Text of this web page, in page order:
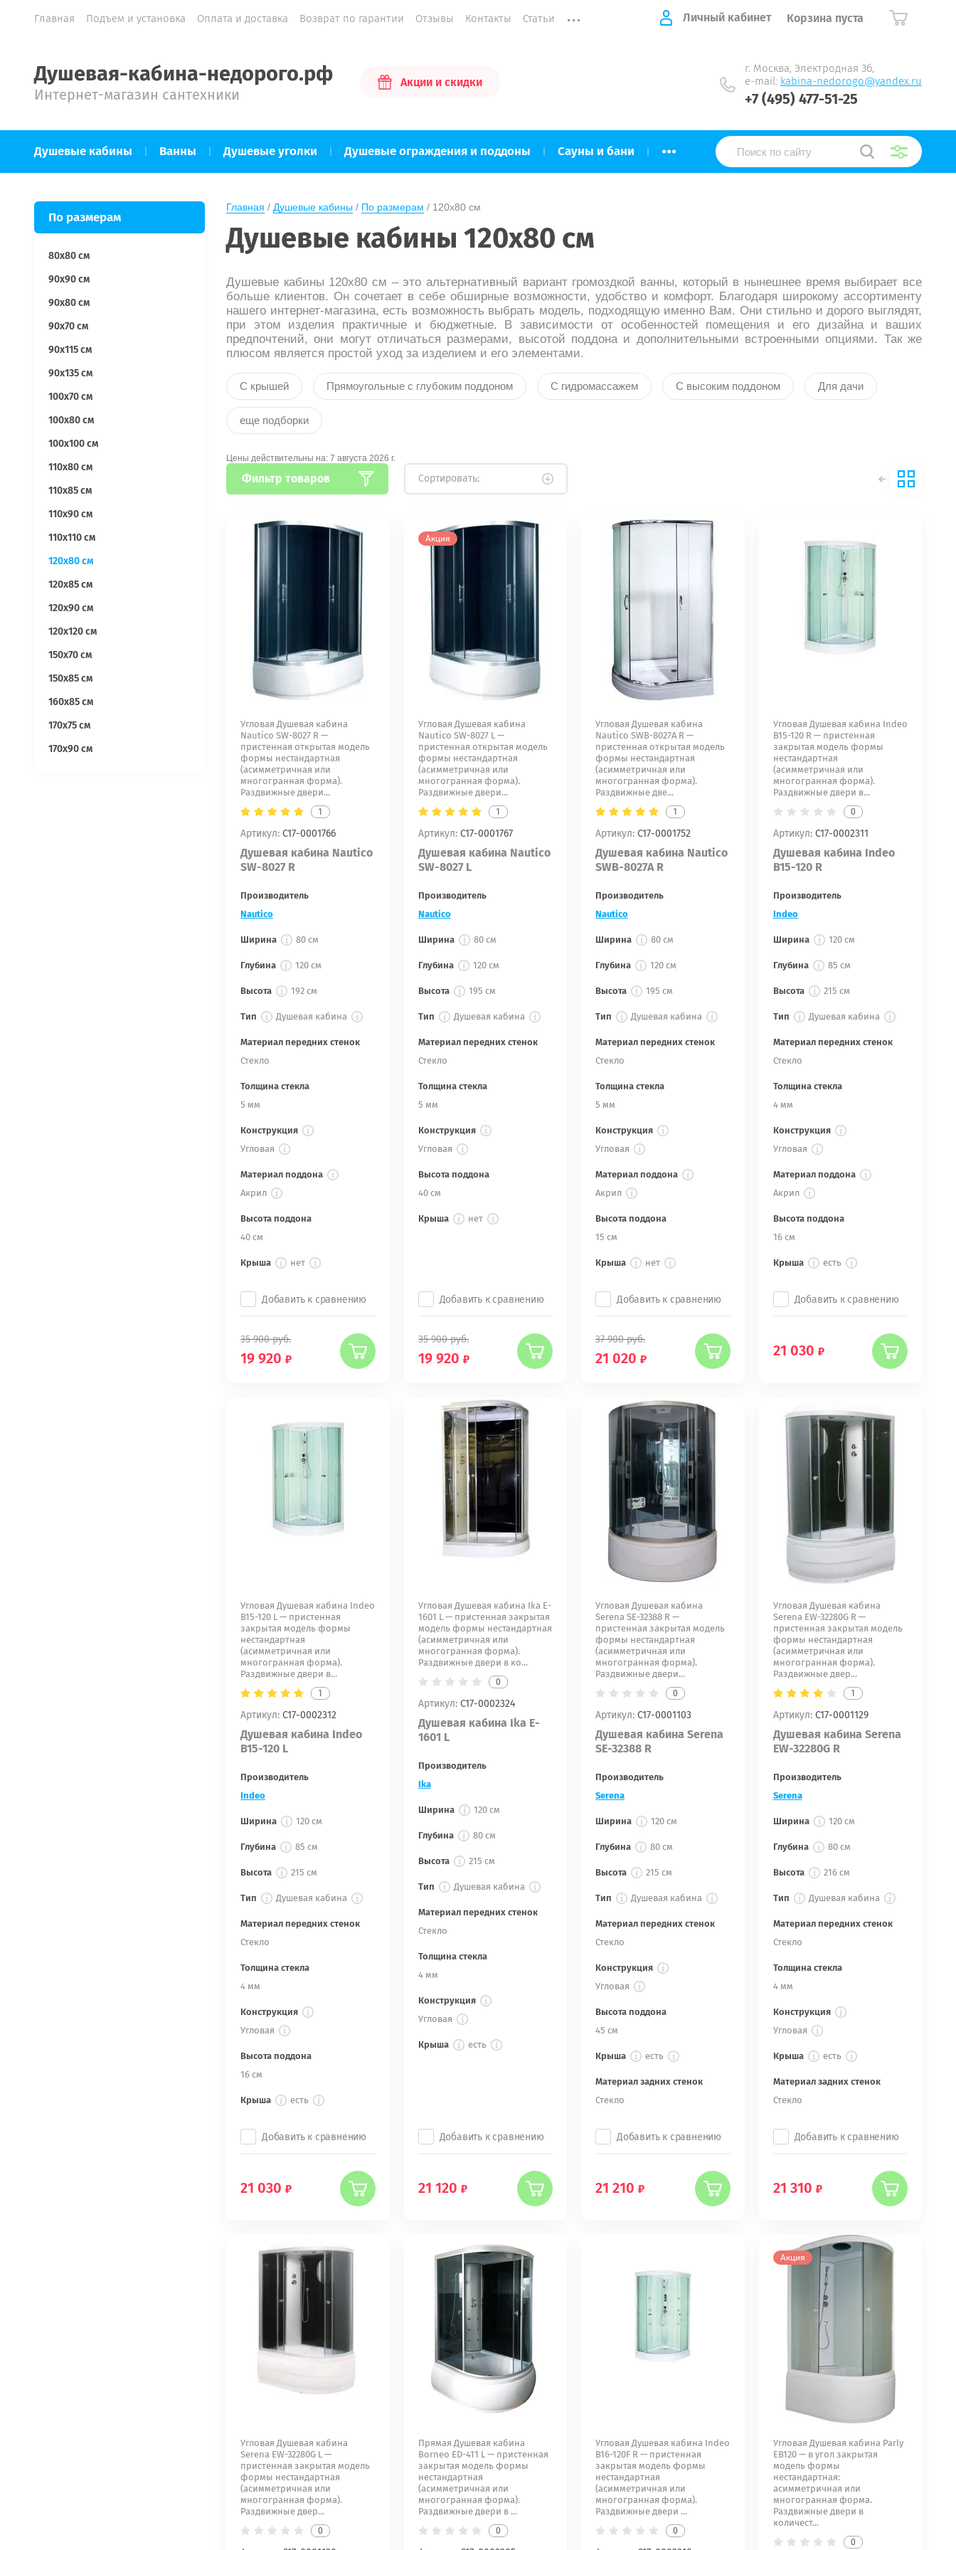
Главная Подъем и установка Оплата и доставка Возврат по гарантии Отзывы Контакты Статьи ... Личный кабинет Корзина пуста
Душевая-кабина-недорого.рф
Интернет-магазин сантехники
Акции и скидки
г. Москва, Электродная 3б,
e-mail: kabina-nedorogo@yandex.ru
+7 (495) 477-51-25
Душевые кабины Ванны Душевые уголки Душевые ограждения и поддоны Сауны и бани ...
По размерам
80х80 см
90х90 см
90х80 см
90х70 см
90х115 см
90х135 см
100х70 см
100х80 см
100х100 см
110х80 см
110х85 см
110х90 см
110х110 см
120х80 см
120х85 см
120х90 см
120х120 см
150х70 см
150х85 см
160х85 см
170х75 см
170х90 см
Главная / Душевые кабины / По размерам / 120х80 см
Душевые кабины 120х80 см
Душевые кабины 120х80 см – это альтернативный вариант громоздкой ванны, который в нынешнее время выбирает все
больше клиентов. Он сочетает в себе обширные возможности, удобство и комфорт. Благодаря широкому ассортименту
нашего интернет-магазина, есть возможность выбрать модель, подходящую именно Вам. Они стильно и дорого выглядят,
при этом изделия практичные и бюджетные. В зависимости от особенностей помещения и его дизайна и ваших
предпочтений, они могут отличаться размерами, высотой поддона и дополнительными встроенными опциями. Так же
плюсом является простой уход за изделием и его элементами.
С крышей Прямоугольные с глубоким поддоном С гидромассажем С высоким поддоном Для дачи
еще подборки
Цены действительны на: 7 августа 2026 г.
Фильтр товаров Сортировать:
Угловая Душевая кабина
Nautico SW-8027 R —
пристенная открытая модель
формы нестандартная
(асимметричная или
многогранная форма).
Раздвижные двери...
1
Артикул: С17-0001766
Душевая кабина Nautico
SW-8027 R
Производитель
Nautico
Ширина 80 см
Глубина 120 см
Высота 192 см
Тип Душевая кабина
Материал передних стенок
Стекло
Толщина стекла
5 мм
Конструкция
Угловая
Материал поддона
Акрил
Высота поддона
40 см
Крыша нет
Добавить к сравнению
35 900руб.
19 920
Акция
Угловая Душевая кабина
Nautico SW-8027 L —
пристенная открытая модель
формы нестандартная
(асимметричная или
многогранная форма).
Раздвижные двери...
1
Артикул:С17-0001767
Душевая кабина Nautico
SW-8027 L
Производитель
Nautico
Ширина 80 см
Глубина 120 см
Высота 195 см
Тип Душевая кабина
Материал передних стенок
Стекло
Толщина стекла
5 мм
Конструкция
Угловая
Высота поддона
40 см
Крыша нет
Добавить к сравнению
35 900руб.
19 920
Угловая Душевая кабина
Nautico SWB-8027A R —
пристенная открытая модель
формы нестандартная
(асимметричная или
многогранная форма).
Раздвижные две...
1
Артикул: С17-0001752
Душевая кабина Nautico
SWB-8027A R
Производитель
Nautico
Ширина 80 см
Глубина 120 см
Высота 195 см
Тип Душевая кабина
Материал передних стенок
Стекло
Толщина стекла
5 мм
Конструкция
Угловая
Материал поддона
Акрил
Высота поддона
15 см
Крыша нет
Добавить к сравнению
37 900руб.
21 020
Угловая Душевая кабина Indeo
B15-120 R — пристенная
закрытая модель формы
нестандартная
(асимметричная или
многогранная форма).
Раздвижные двери в...
0
Артикул:С17-0002311
Душевая кабина Indeo
B15-120 R
Производитель
Indeo
Ширина 120 см
Глубина 85 см
Высота 215 см
Тип Душевая кабина
Материал передних стенок
Стекло
Толщина стекла
4 мм
Конструкция
Угловая
Материал поддона
Акрил
Высота поддона
16 см
Крыша есть
Добавить к сравнению
21 030
Угловая Душевая кабина Indeo
B15-120 L — пристенная
закрытая модель формы
нестандартная
(асимметричная или
многогранная форма).
Раздвижные двери в...
1
Артикул: С17-0002312
Душевая кабина Indeo
B15-120 L
Производитель
Indeo
Ширина 120 см
Глубина 85 см
Высота 215 см
Тип Душевая кабина
Материал передних стенок
Стекло
Толщина стекла
4 мм
Конструкция
Угловая
Высота поддона
16 см
Крыша есть
Добавить к сравнению
21 030
Угловая Душевая кабина Ika E-
1601 L — пристенная закрытая
модель формы нестандартная
(асимметричная или
многогранная форма).
Раздвижные двери в ко...
0
Артикул:С17-0002324
Душевая кабина Ika E-
1601 L
Производитель
Ika
Ширина 120 см
Глубина 80 см
Высота 215 см
Тип Душевая кабина
Материал передних стенок
Стекло
Толщина стекла
4 мм
Конструкция
Угловая
Крыша есть
Добавить к сравнению
21 120
Угловая Душевая кабина
Serena SE-32388 R —
пристенная закрытая модель
формы нестандартная
(асимметричная или
многогранная форма).
Раздвижные двери...
0
Артикул: С17-0001103
Душевая кабина Serena
SE-32388 R
Производитель
Serena
Ширина 120 см
Глубина 80 см
Высота 215 см
Тип Душевая кабина
Материал передних стенок
Стекло
Конструкция
Угловая
Высота поддона
45 см
Крыша есть
Материал задних стенок
Стекло
Добавить к сравнению
21 210
Угловая Душевая кабина
Serena EW-32280G R —
пристенная закрытая модель
формы нестандартная
(асимметричная или
многогранная форма).
Раздвижные двер...
1
Артикул:С17-0001129
Душевая кабина Serena
EW-32280G R
Производитель
Serena
Ширина 120 см
Глубина 80 см
Высота 216 см
Тип Душевая кабина
Материал передних стенок
Стекло
Толщина стекла
4 мм
Конструкция
Угловая
Крыша есть
Материал задних стенок
Стекло
Добавить к сравнению
21 310
Угловая Душевая кабина
Serena EW-32280G L —
пристенная закрытая модель
формы нестандартная
(асимметричная или
многогранная форма).
Раздвижные двер...
0
Прямая Душевая кабина
Borneo ED-411 L — пристенная
закрытая модель формы
нестандартная
(асимметричная или
многогранная форма).
Раздвижные двери в ...
0
Угловая Душевая кабина Indeo
B16-120F R — пристенная
закрытая модель формы
нестандартная
(асимметричная или
многогранная форма).
Раздвижные двери ...
0
Акция
Угловая Душевая кабина Parly
EB120 — в угол закрытая
модель формы
нестандартная:
асимметричная или
многогранная форма.
Раздвижные двери в
количест...
0